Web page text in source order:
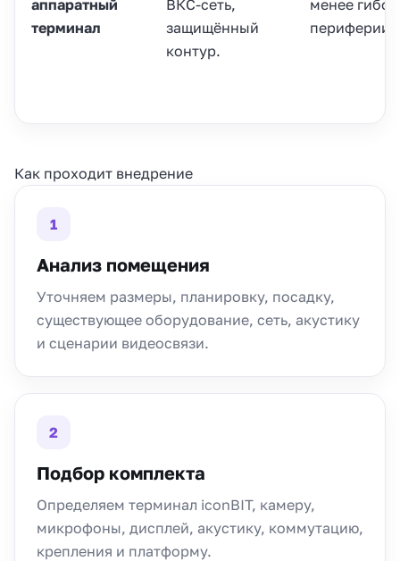
аппаратный
терминал
ВКС-сеть,
защищённый
контур.
менее
периферии.
Как проходит внедрение
1
Анализ помещения
Уточняем размеры, планировку, посадку,
существующее оборудование, сеть, акустику
и сценарии видеосвязи.
2
Подбор комплекта
Определяем терминал iconBIT, камеру,
микрофоны, дисплей, акустику, коммутацию,
крепления и платформу.